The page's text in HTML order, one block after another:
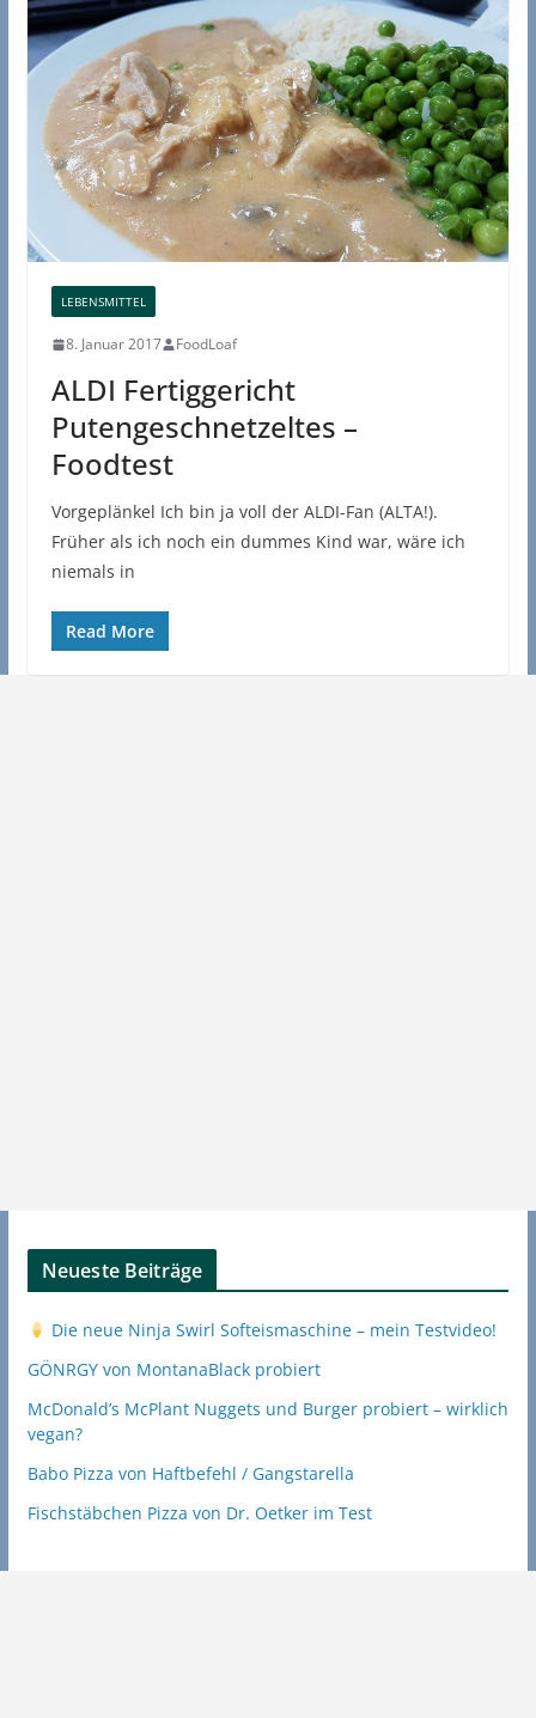
LEBENSMITTEL
8. Januar 2017 FoodLoaf
ALDI Fertiggericht
Putengeschnetzeltes –
Foodtest
Vorgeplänkel Ich bin ja voll der ALDI-Fan (ALTA!).
Früher als ich noch ein dummes Kind war, wäre ich
niemals in
Read More
Neueste Beiträge
Die neue Ninja Swirl Softeismaschine – mein Testvideo!
GÖNRGY von MontanaBlack probiert
McDonald’s McPlant Nuggets und Burger probiert – wirklich
vegan?
Babo Pizza von Haftbefehl / Gangstarella
Fischstäbchen Pizza von Dr. Oetker im Test